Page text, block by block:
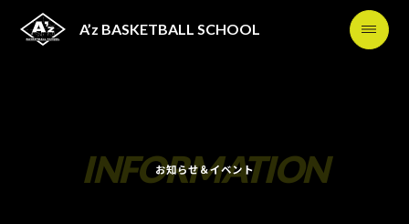
A’z BASKETBALL SCHOOL
COACHINFORMATION
お知らせ＆イベント